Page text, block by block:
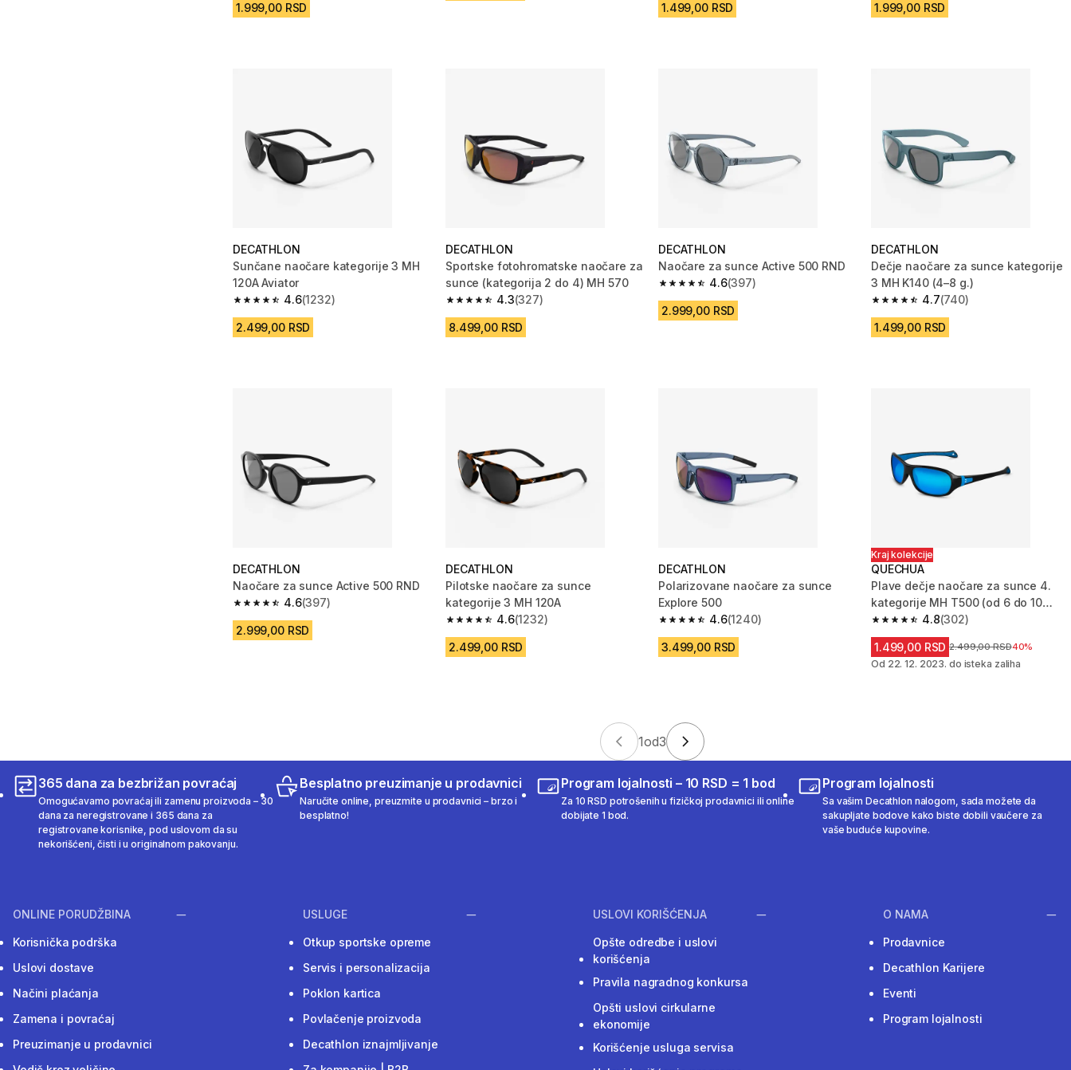
1.999,00 RSD 1.499,00 RSD 1.999,00 RSD
DECATHLON
Sunčane naočare kategorije 3 MH
120A Aviator
4.6
4.6 od 5 zvezdica from 1232 Recenzije
(1232)
2.499,00 RSD
DECATHLON
Sportske fotohromatske naočare za
sunce (kategorija 2 do 4) MH 570
4.3
4.3 od 5 zvezdica from 327 Recenzije
(327)
8.499,00 RSD
DECATHLON
Naočare za sunce Active 500 RND
4.6
4.6 od 5 zvezdica from 397 Recenzije
(397)
2.999,00 RSD
DECATHLON
Dečje naočare za sunce kategorije
3 MH K140 (4–8 g.)
4.7
4.7 od 5 zvezdica from 740
(740)
1.499,00 RSD
DECATHLON
Naočare za sunce Active 500 RND
4.6
4.6 od 5 zvezdica from 397 Recenzije
(397)
2.999,00 RSD
DECATHLON
Pilotske naočare za sunce
kategorije 3 MH 120A
4.6
4.6 od 5 zvezdica from 1232 Recenzije
(1232)
2.499,00 RSD
DECATHLON
Polarizovane naočare za sunce
Explore 500
4.6
4.6 od 5 zvezdica from 1240 Recenzije
(1240)
3.499,00 RSD
Kraj kolekcije
QUECHUA
Plave dečje naočare za sunce 4.
kategorije MH T500 (od 6 do 10
godina)
4.8
4.8 od 5 zvezdica from 302
(302)
1.499,00 RSD Cena pre sniženja
2.499,00 RSD40%
Od 22. 12. 2023. do isteka zaliha
1od3
365 dana za bezbrižan povraćaj
Omogućavamo povraćaj ili zamenu proizvoda – 30
dana za neregistrovane i 365 dana za
registrovane korisnike, pod uslovom da su
nekorišćeni, čisti i u originalnom pakovanju.
Besplatno preuzimanje u prodavnici
Naručite online, preuzmite u prodavnici – brzo i
besplatno!
Program lojalnosti – 10 RSD = 1 bod
Za 10 RSD potrošenih u fizičkoj prodavnici ili online
dobijate 1 bod.
Program lojalnosti
Sa vašim Decathlon nalogom, sada možete da
sakupljate bodove kako biste dobili vaučere za
vaše buduće kupovine.
ONLINE PORUDŽBINA
Korisnička podrška
Uslovi dostave
Načini plaćanja
Zamena i povraćaj
Preuzimanje u prodavnici
USLUGE
Otkup sportske opreme
Servis i personalizacija
Poklon kartica
Povlačenje proizvoda
Decathlon iznajmljivanje
USLOVI KORIŠĆENJA
Opšte odredbe i uslovi
korišćenja
Pravila nagradnog konkursa
Opšti uslovi cirkularne
ekonomije
Korišćenje usluga servisa
O NAMA
Prodavnice
Decathlon Karijere
Eventi
Program lojalnosti